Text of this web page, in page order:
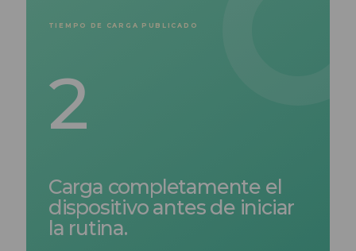
TIEMPO DE CARGA PUBLICADO
2
Carga completamente el
dispositivo antes de iniciar
la rutina.